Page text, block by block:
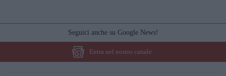
Seguici anche su Google News!
Entra nel nostro canale